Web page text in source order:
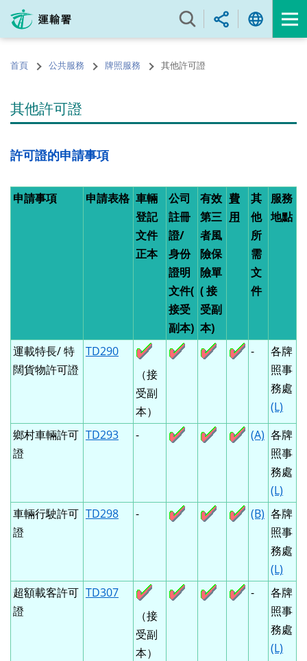
內
的首頁 公共服務 牌照服務 其他許可證
其他許可證
許可證的申請事項
申請事項 申請表格 車輛
登記
文件
正本
公司
註冊
證/
身份
證明
文件(
接受
副本)
有效
第三
者風
險保
險單
( 接
受副
本)
費
用
其
他
所
需
文
件
服務
地點
運載特長/ 特
闊貨物許可證
TD290
（接
受副
本）
-
各牌
照事
務處
(L)
鄉村車輛許可
證
TD293 - (A) 各牌
照事
務處
(L)
車輛行駛許可
證
TD298 - (B) 各牌
照事
務處
(L)
超額載客許可
證
TD307
（接
受副
本）
-
各牌
照事
務處
(L)